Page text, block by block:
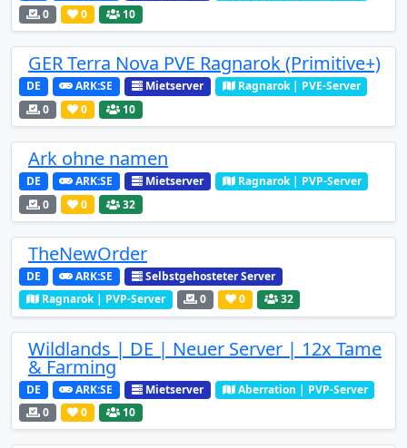
0
0 10
GER Terra Nova PVE Ragnarok (Primitive+)
DE ARK:SE Mietserver
Ragnarok | PVE-Server
0
0 10
Ark ohne namen
DE ARK:SE Mietserver
Ragnarok | PVP-Server
0
0 32
TheNewOrder
DE ARK:SE
Selbstgehosteter Server
Ragnarok | PVP-Server
0 0 32
Wildlands | DE | Neuer Server | 12x Tame
& Farming
DE ARK:SE Mietserver
Aberration | PVP-Server
0
0 10